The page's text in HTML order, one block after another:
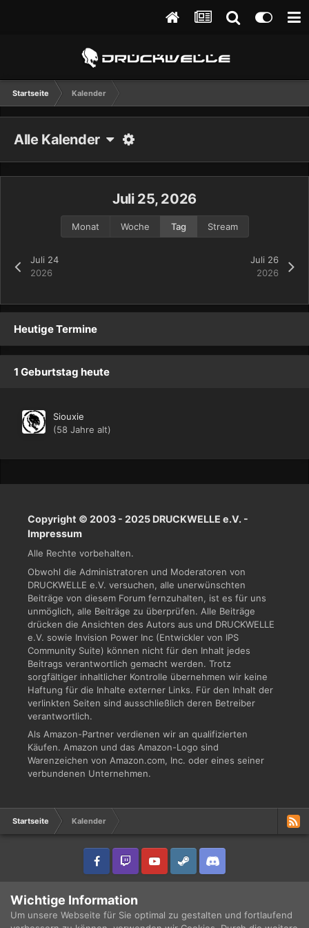
Startseite Kalender
Alle Kalender
Juli 24
2026
Juli 25, 2026
Monat Woche Tag Stream
Juli 26
2026
Heutige Termine
1 Geburtstag heute
Siouxie
(58 Jahre alt)
Copyright © 2003 - 2025 DRUCKWELLE e.V. -
Impressum
Alle Rechte vorbehalten.
Obwohl die Administratoren und Moderatoren von
DRUCKWELLE e.V. versuchen, alle unerwünschten
Beiträge von diesem Forum fernzuhalten, ist es für uns
unmöglich, alle Beiträge zu überprüfen. Alle Beiträge
drücken die Ansichten des Autors aus und DRUCKWELLE
e.V. sowie Invision Power Inc (Entwickler von IPS
Community Suite) können nicht für den Inhalt jedes
Beitrags verantwortlich gemacht werden. Trotz
sorgfältiger inhaltlicher Kontrolle übernehmen wir keine
Haftung für die Inhalte externer Links. Für den Inhalt der
verlinkten Seiten sind ausschließlich deren Betreiber
verantwortlich.
Als Amazon-Partner verdienen wir an qualifizierten
Käufen. Amazon und das Amazon-Logo sind
Warenzeichen von Amazon.com, Inc. oder eines seiner
verbundenen Unternehmen.
Startseite Kalender
Copyright © 2003 - 2021 DRUCKWELLE e.V. -
Powered by Invision Community
Wichtige Information
Um unsere Webseite für Sie optimal zu gestalten und fortlaufend